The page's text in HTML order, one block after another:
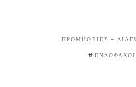
ΠΡΟΜΉΘΕΙΕΣ –